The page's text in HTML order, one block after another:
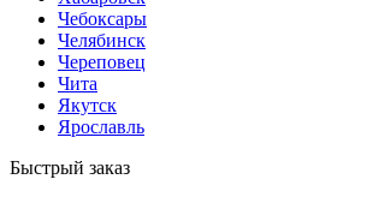
Чебоксары
Челябинск
Череповец
Чита
Якутск
Ярославль
Быстрый заказ